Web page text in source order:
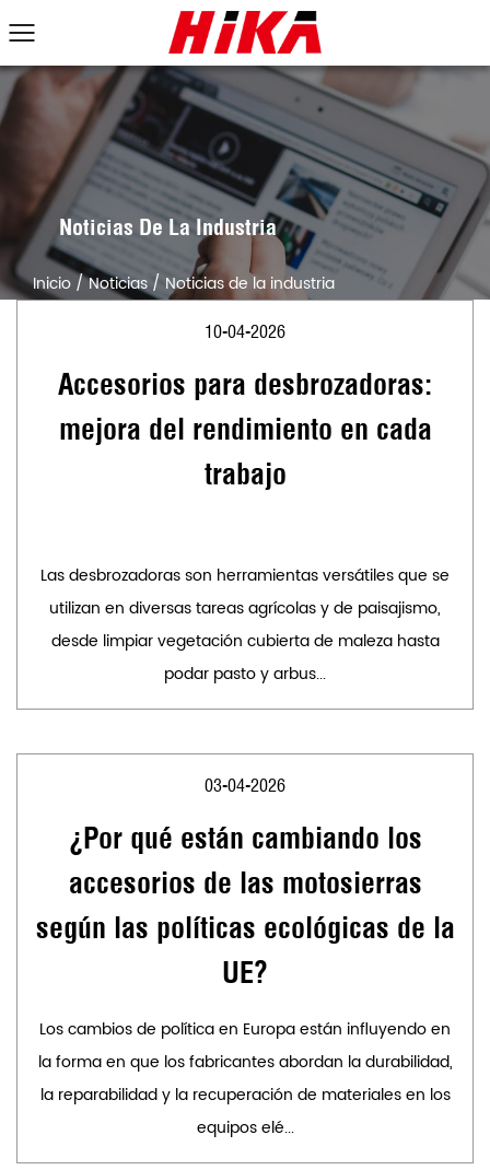
Noticias De La Industria
Inicio /Noticias / Noticias de la industria
10-04-2026
Accesorios para desbrozadoras:
mejora del rendimiento en cada
trabajo
Las desbrozadoras son herramientas versátiles que se
utilizan en diversas tareas agrícolas y de paisajismo,
desde limpiar vegetación cubierta de maleza hasta
podar pasto y arbus...
03-04-2026
¿Por qué están cambiando los
accesorios de las motosierras
según las políticas ecológicas de la
UE?
Los cambios de política en Europa están influyendo en
la forma en que los fabricantes abordan la durabilidad,
la reparabilidad y la recuperación de materiales en los
equipos elé...